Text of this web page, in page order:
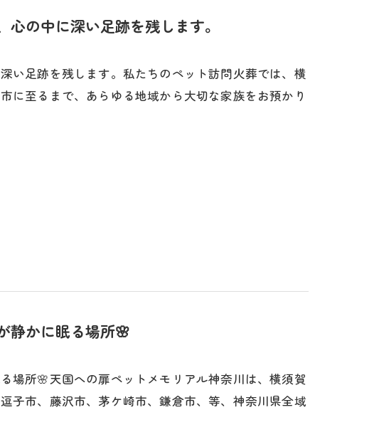
の中に深い足跡を残します。
い足跡を残します。私たちのペット訪問火葬では、横
に至るまで、あらゆる地域から大切な家族をお預かり
静かに眠る場所🌸
場所🌸天国への扉ペットメモリアル神奈川は、横須賀
子市、藤沢市、茅ケ崎市、鎌倉市、等、神奈川県全域